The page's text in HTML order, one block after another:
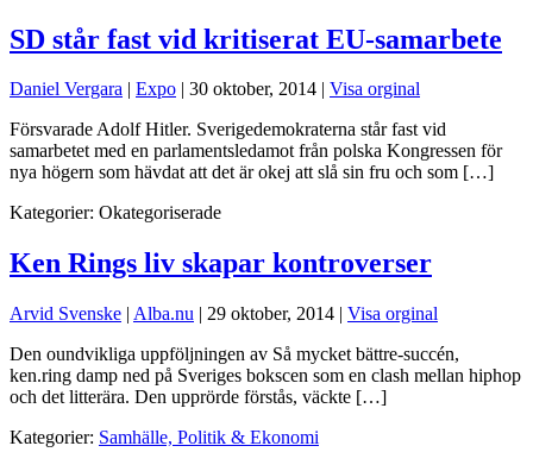
SD står fast vid kritiserat EU-samarbete
Daniel Vergara Expo 30 oktober, 2014
Visa orginal
Försvarade Adolf Hitler. Sverigedemokraterna står fast vid
samarbetet med en parlamentsledamot från polska Kongressen för
nya högern som hävdat att det är okej att slå sin fru och som […]
Kategorier: Okategoriserade
Ken Rings liv skapar kontroverser
Arvid Svenske | Alba.nu | 29 oktober, 2014 | Visa orginal
Den oundvikliga uppföljningen av Så mycket bättre-succén,
ken.ring damp ned på Sveriges bokscen som en clash mellan hiphop
och det litterära. Den upprörde förstås, väckte […]
Kategorier: Samhälle, Politik & Ekonomi